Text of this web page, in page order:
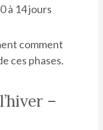
à 14 jours
comment
ces phases.
–